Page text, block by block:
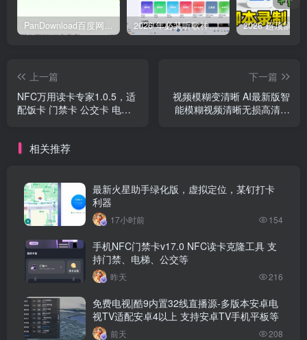
PanDownload百度网盘不限速V5稳定版 2026 年必装听歌神器，免费听遍全网无损音质歌单
上一篇
NFC万用读卡专家1.0.5，适
配饭卡 门禁卡 公交卡 电梯
下一篇
视频模糊变清晰 AI最新版智
能模糊视频清晰无损高清放
相关推荐
最新火星助手绿化版，虚拟定位，某钉打卡
利器
17小时前 154
手机NFC门禁卡v17.0 NFC读卡克隆工具 支
持门禁、电梯、公交等
昨天 216
免费电视|酷9内置32线直播源-多版本安卓电
视TV适配安卓4以上 支持安卓TV手机平板等
前天 208